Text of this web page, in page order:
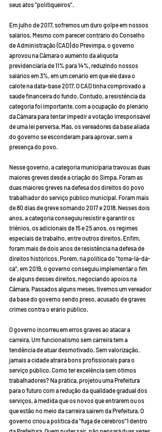
seus atos “politiqueiros”.
Em julho de 2017, sofremos um duro golpe em nossos
salários. Mesmo com parecer contrário do Conselho
de Administração (CAD) do Previmpa, o governo
aprovou na Câmara o aumento da alíquota
previdenciária de 11% para 14%, reduzindo nossos
salários em 3%, em um cenário em que ele dava o
calote na data-base 2017. O CAD tinha comprovado a
saúde financeira do fundo. Contudo, a resistência da
categoria foi importante, com a ocupação do plenário
da Câmara para tentar impedir a votação irresponsável
de uma lei perversa. Mas, os vereadores da base aliada
do governo se esconderam para aprovar, sem a
presença do povo.
Nesse governo, a categoria municipária travou as duas
maiores greves desde a criação do Simpa. Foram as
duas maiores greves na defesa dos direitos do povo
trabalhador do serviço público municipal. Foram mais
de 80 dias de greve somando 2017 e 2018. Nesses dois
anos, a categoria conseguiu resistir e garantir os
triênios, os adicionais de 15 e 25 anos, os regimes
especiais de trabalho, entre outros direitos. Enfim,
foram mais de dois anos de resistência na defesa de
direitos históricos. Porém, na política do "toma-lá-dá-
cá", em 2019, o governo conseguiu implementar o fim
de alguns desses direitos, negociando apoios na
Câmara. Passados alguns meses, tivemos um vereador
da base do governo sendo preso, acusado de graves
crimes contra o erário público.
O governo incorreu em erros graves ao atacar a
carreira. Um funcionalismo sem carreira tem a
tendência de atuar desmotivado. Sem valorização,
jamais a cidade atrairá bons profissionais para o
serviço público. Como ter excelência sem ótimos
trabalhadores? Na prática, projetou uma Prefeitura
para o futuro com a redução da qualidade gradual dos
serviços, à medida que os novos que entrarem ou os
que estão no meio da carreira saírem da Prefeitura. O
governo criou a política da “fuga de cérebros”1 dentro